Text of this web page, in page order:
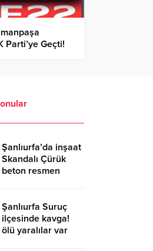
Parti’ye Geçti!
Şanlıurfa’da inşaat
Skandalı Çürük
beton resmen
Şanlıurfa Suruç
ilçesinde kavga!
ölü yaralılar var